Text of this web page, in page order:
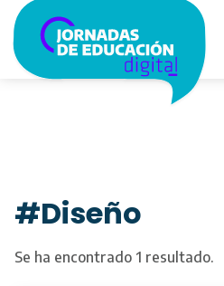
#Diseño
Se ha encontrado 1 resultado.